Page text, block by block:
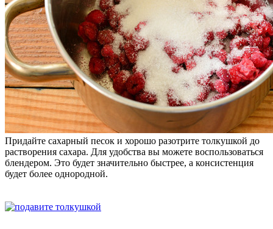
Придайте сахарный песок и хорошо разотрите толкушкой до
растворения сахара. Для удобства вы можете воспользоваться
блендером. Это будет значительно быстрее, а консистенция
будет более однородной.